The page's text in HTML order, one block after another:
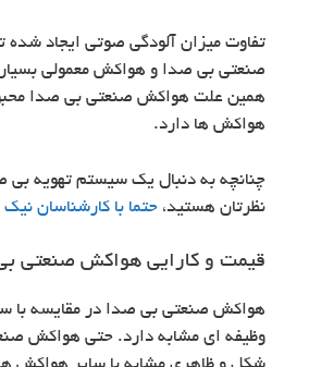
تفاوت میزان آلودگی صوتی ایجاد
صنعتی بی صدا و هواکش معمولی
همین علت هواکش صنعتی بی صدا
هواکش ها دارد.
چنانچه به دنبال یک سیستم تهویه بی
نظرتان هستید، حتما با کارشناسان
قیمت و کارایی هواکش صنعتی
هواکش صنعتی بی صدا در مقایسه با
وظیفه ای مشابه دارد. حتی هواکش